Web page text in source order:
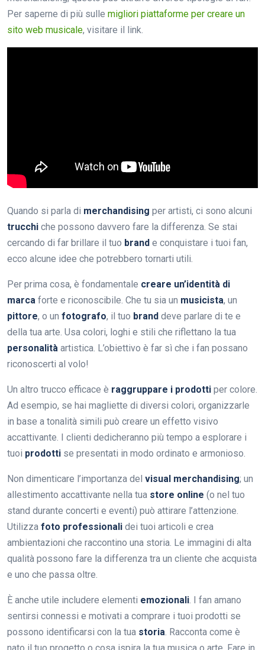
Per saperne di più sulle migliori piattaforme per creare un
sito web musicale, visitare il link.
Quando si parla di merchandising per artisti, ci sono alcuni
trucchi che possono davvero fare la differenza. Se stai
cercando di far brillare il tuo brand e conquistare i tuoi fan,
ecco alcune idee che potrebbero tornarti utili.
Per prima cosa, è fondamentale creare un’identità di
marca forte e riconoscibile. Che tu sia un musicista, un
pittore, o un fotografo, il tuo brand deve parlare di te e
della tua arte. Usa colori, loghi e stili che riflettano la tua
personalità artistica. L’obiettivo è far sì che i fan possano
riconoscerti al volo!
Un altro trucco efficace è raggruppare i prodotti per colore.
Ad esempio, se hai magliette di diversi colori, organizzarle
in base a tonalità simili può creare un effetto visivo
accattivante. I clienti dedicheranno più tempo a esplorare i
tuoi prodotti se presentati in modo ordinato e armonioso.
Non dimenticare l’importanza del visual merchandising; un
allestimento accattivante nella tua store online (o nel tuo
stand durante concerti e eventi) può attirare l’attenzione.
Utilizza foto professionali dei tuoi articoli e crea
ambientazioni che raccontino una storia. Le immagini di alta
qualità possono fare la differenza tra un cliente che acquista
e uno che passa oltre.
È anche utile includere elementi emozionali . I fan amano
sentirsi connessi e motivati a comprare i tuoi prodotti se
possono identificarsi con la tua storia . Racconta come è
nato il tuo progetto o cosa ispira la tua musica o arte. Fare in